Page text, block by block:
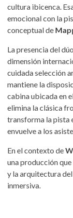
cultura ibicenca.
emocional con la
conceptual de
La presencia del
dimensión
cuidada selección
mantiene la
cabina ubicada en
elimina la clásica
transforma la pista
envuelve a los
En el contexto de
una producción
y la arquitectura
inmersiva.